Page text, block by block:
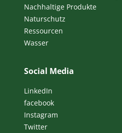
Nachhaltige Produkte
Naturschutz
Ressourcen
Wasser
Social Media
LinkedIn
facebook
Instagram
Twitter